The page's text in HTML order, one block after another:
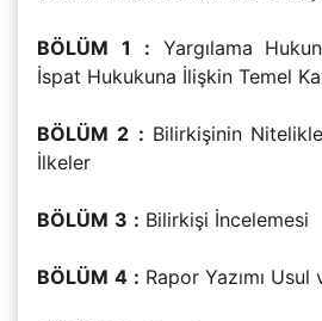
BÖLÜM 1 : Yargılama
İspat Hukukuna İlişkin Temel
BÖLÜM 2 : Bilirkişinin
İlkeler
BÖLÜM 3 : Bilirkişi İncelemesi
BÖLÜM 4 : Rapor Yazımı Usul